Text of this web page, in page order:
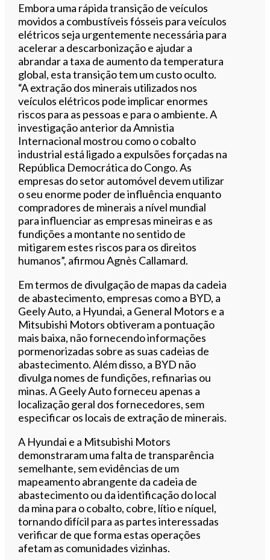
Embora uma rápida transição de veículos
movidos a combustíveis fósseis para veículos
elétricos seja urgentemente necessária para
acelerar a descarbonização e ajudar a
abrandar a taxa de aumento da temperatura
global, esta transição tem um custo oculto.
“A extração dos minerais utilizados nos
veículos elétricos pode implicar enormes
riscos para as pessoas e para o ambiente. A
investigação anterior da Amnistia
Internacional mostrou como o cobalto
industrial está ligado a expulsões forçadas na
República Democrática do Congo. As
empresas do setor automóvel devem utilizar
o seu enorme poder de influência enquanto
compradores de minerais a nível mundial
para influenciar as empresas mineiras e as
fundições a montante no sentido de
mitigarem estes riscos para os direitos
humanos”, afirmou Agnès Callamard.
Em termos de divulgação de mapas da cadeia
de abastecimento, empresas como a BYD, a
Geely Auto, a Hyundai, a General Motors e a
Mitsubishi Motors obtiveram a pontuação
mais baixa, não fornecendo informações
pormenorizadas sobre as suas cadeias de
abastecimento. Além disso, a BYD não
divulga nomes de fundições, refinarias ou
minas. A Geely Auto forneceu apenas a
localização geral dos fornecedores, sem
especificar os locais de extração de minerais.
A Hyundai e a Mitsubishi Motors
demonstraram uma falta de transparência
semelhante, sem evidências de um
mapeamento abrangente da cadeia de
abastecimento ou da identificação do local
da mina para o cobalto, cobre, lítio e níquel,
tornando difícil para as partes interessadas
verificar de que forma estas operações
afetam as comunidades vizinhas.